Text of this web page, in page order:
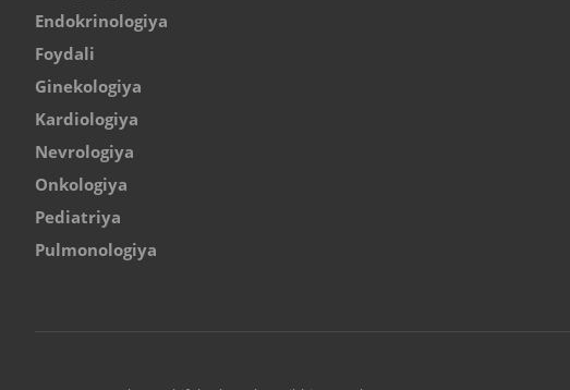
Endokrinologiya
Foydali
Ginekologiya
Kardiologiya
Nevrologiya
Onkologiya
Pediatriya
Pulmonologiya